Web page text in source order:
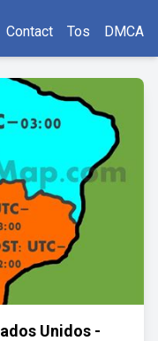
Contact Tos DMCA
Unidos -